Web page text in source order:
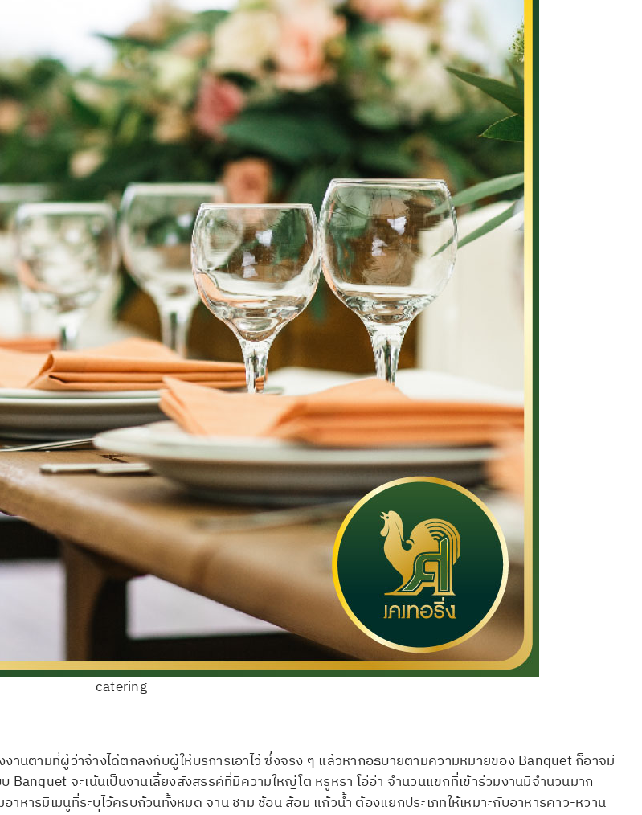
catering
านตามที่ผู้ว่าจ้างได้ตกลงกับผู้ให้บริการเอาไว้ ซึ่งจริง ๆ แล้วหากอธิบายตามความหมายของ Banquet ก็อาจมี
จะเน้นเป็นงานเลี้ยงสังสรรค์ที่มีความใหญ่โต หรูหรา โอ่อ่า จำนวนแขกที่เข้าร่วมงานมีจำนวนมาก
หารมีเมนูที่ระบุไว้ครบถ้วนทั้งหมด จาน ชาม ช้อน ส้อม แก้วน้ำ ต้องแยกประเภทให้เหมาะกับอาหารคาว-หวาน